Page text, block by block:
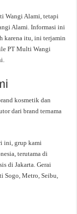
Wangi Alami, tetapi
Alami. Informasi ini
karena itu, ini terjamin
PT Multi Wangi
kosmetik dan
dari brand ternama
ini, grup kami
terutama di
di Jakarta. Gerai
Sogo, Metro, Seibu,